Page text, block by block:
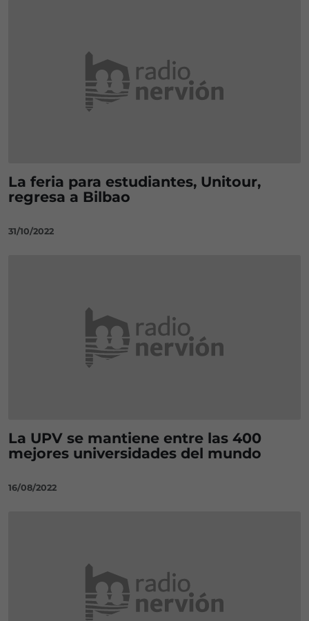
La feria para estudiantes, Unitour,
regresa a Bilbao
31/10/2022
La UPV se mantiene entre las 400
mejores universidades del mundo
16/08/2022